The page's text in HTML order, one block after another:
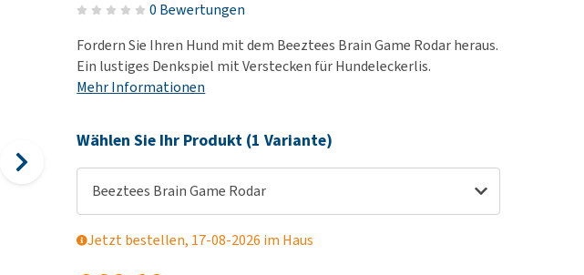
Alles ansehen
Harn-, Nieren- und
Haut-/Fellprobleme und
Juckreiz
Alles ansehen
0 Bewertungen
Fordern Sie Ihren Hund mit dem Beeztees Brain Game Rodar heraus.
Ein lustiges Denkspiel mit Verstecken für Hundeleckerlis.
Mehr Informationen
Wählen Sie Ihr Produkt (1 Variante)
Beeztees Brain Game Rodar
Jetzt bestellen, 17-08-2026 im Haus